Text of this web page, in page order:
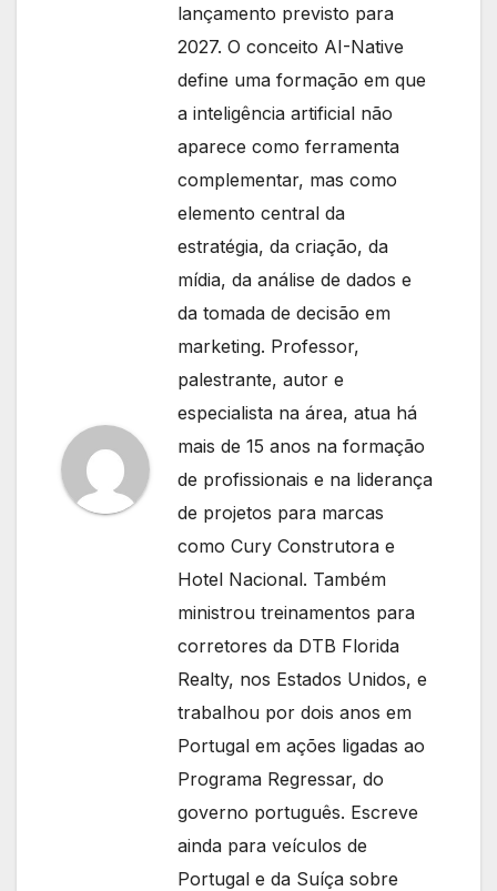
lançamento previsto para
2027. O conceito AI-Native
define uma formação em que
a inteligência artificial não
aparece como ferramenta
complementar, mas como
elemento central da
estratégia, da criação, da
mídia, da análise de dados e
da tomada de decisão em
marketing. Professor,
palestrante, autor e
especialista na área, atua há
mais de 15 anos na formação
de profissionais e na liderança
de projetos para marcas
como Cury Construtora e
Hotel Nacional. Também
ministrou treinamentos para
corretores da DTB Florida
Realty, nos Estados Unidos, e
trabalhou por dois anos em
Portugal em ações ligadas ao
Programa Regressar, do
governo português. Escreve
ainda para veículos de
Portugal e da Suíça sobre